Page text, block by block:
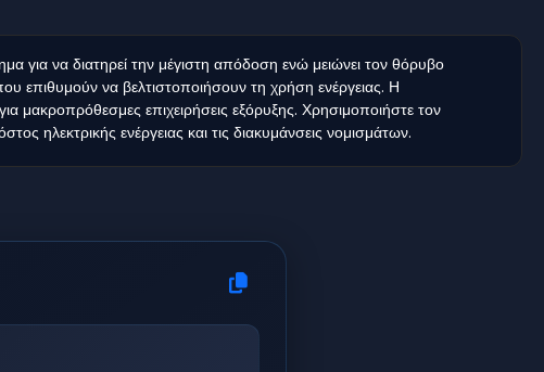
να διατηρεί την μέγιστη απόδοση ενώ μειώνει τον θόρυβο
επιθυμούν να βελτιστοποιήσουν τη χρήση ενέργειας. Η
μακροπρόθεσμες επιχειρήσεις εξόρυξης. Χρησιμοποιήστε τον
ηλεκτρικής ενέργειας και τις διακυμάνσεις νομισμάτων.